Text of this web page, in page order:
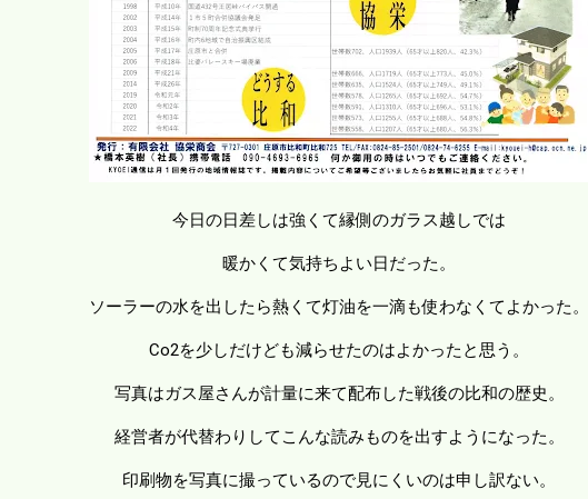
今日の日差しは強くて縁側のガラス越しでは
暖かくて気持ちよい日だった。
ソーラーの水を出したら熱くて灯油を一滴も使わなくてよかった。
Co2を少しだけども減らせたのはよかったと思う。
写真はガス屋さんが計量に来て配布した戦後の比和の歴史。
経営者が代替わりしてこんな読みものを出すようになった。
印刷物を写真に撮っているので見にくいのは申し訳ない。